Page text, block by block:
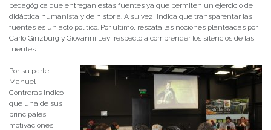
pedagógica que entregan estas fuentes ya que permiten un ejercicio de
didáctica humanista y de historia. A su vez, indica que transparentar las
fuentes es un acto político. Por último, rescata las nociones planteadas por
Carlo Ginzburg y Giovanni Levi respecto a comprender los silencios de las
fuentes.
Por su parte,
Manuel
Contreras indicó
que una de sus
principales
motivaciones